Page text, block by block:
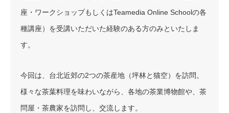
座・ワークショップもしくはTeamedia Online Schoolの各
種講座）を受講いただいた経験のある方のみといたしま
す。
今回は、台北近郊の2つの茶産地（坪林と猫空）を訪問。
様々な茶葉料理を味わいながら、各地の茶業博物館や、茶
問屋・茶農家を訪問し、交流します。